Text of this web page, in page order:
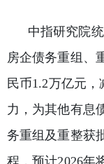
中指研究院
房企债务重组、
民币1.2万亿元
力，为其他有息
务重组及重整获
程，预计2026年